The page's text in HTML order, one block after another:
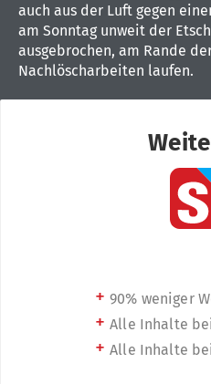
auch aus der Luft gegen
am Sonntag unweit der
ausgebrochen, am Rande
Nachlöscharbeiten laufen.